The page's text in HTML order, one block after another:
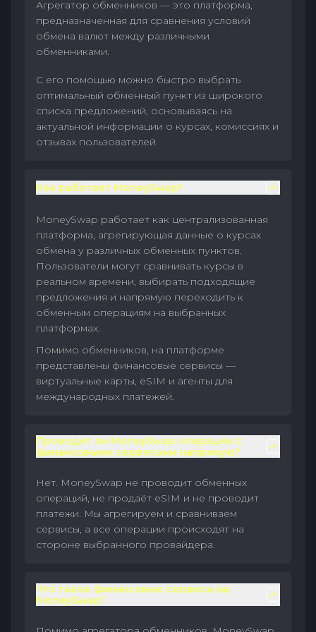
Агрегатор обменников — это платформа,
предназначенная для сравнения условий
обмена валют между различными
обменниками.
С его помощью можно быстро выбрать
оптимальный обменный пункт из широкого
списка предложений, основываясь на
актуальной информации о курсах, комиссиях и
отзывах пользователей.
Как работает MoneySwap?
MoneySwap работает как централизованная
платформа, агрегирующая данные о курсах
обмена у различных обменных пунктов.
Пользователи могут сравнивать курсы в
реальном времени, выбирать подходящие
предложения и напрямую переходить к
обменным операциям на выбранных
платформах.
Помимо обменников, на платформе
представлены финансовые сервисы —
виртуальные карты, eSIM и агенты для
международных платежей.
Проводит ли MoneySwap операции с
финансовыми сервисами напрямую?
Нет. MoneySwap не проводит обменных
операций, не продаёт eSIM и не проводит
платежи. Мы агрегируем и сравниваем
сервисы, а все операции происходят на
стороне выбранного провайдера.
Что такое финансовые сервисы на
MoneySwap?